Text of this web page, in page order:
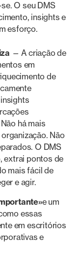
O seu DMS
insights e
esforço.
— A criação de
em
de
há mais
Não
O DMS
extrai pontos de
mais fácil de
e agir.
e um
essas
em escritórios
e